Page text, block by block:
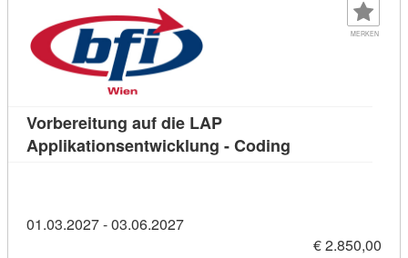
MERKEN
Vorbereitung auf die LAP
Applikationsentwicklung - Coding
01.03.2027 - 03.06.2027
€ 2.850,00